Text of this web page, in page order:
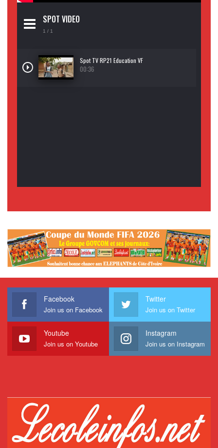
SPOT VIDEO
1 / 1
Spot TV RP21 Education VF
00:36
Facebook
Join us on Facebook
Twitter
Join us on Twitter
Youtube
Join us on Youtube
Instagram
Join us on Instagram